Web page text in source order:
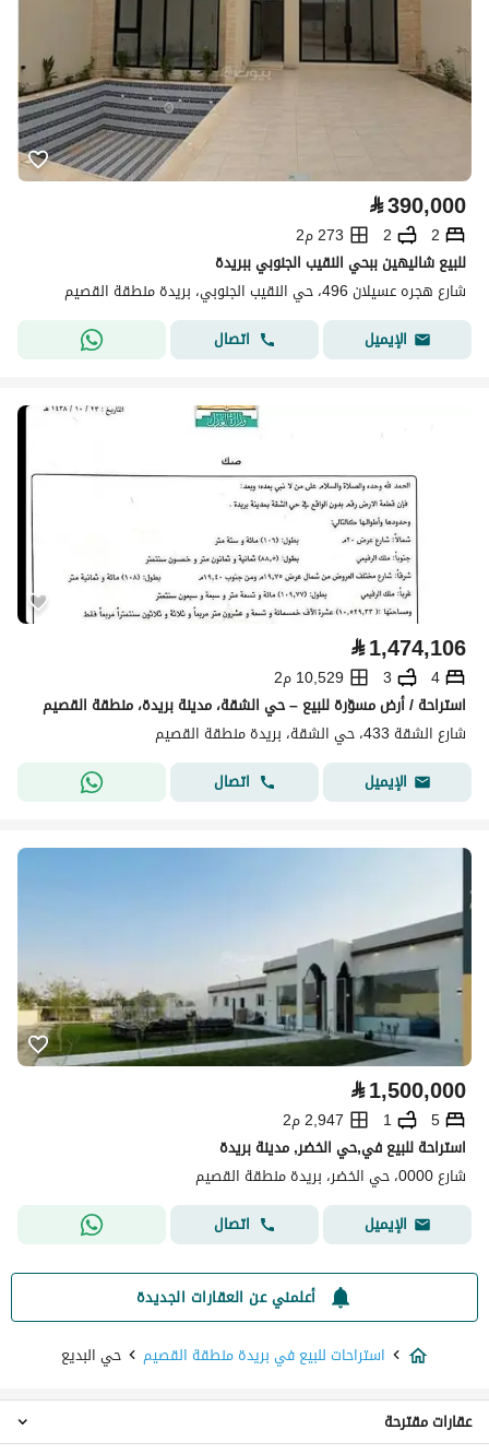
⃁390,000
2
2
273 م2
للبيع شاليهين ببحي النقيب الجنوبي ببريدة
شارع هجره عسيلان 496، حي النقيب الجنوبي، بريدة منطقة القصيم
الإيميل
اتصال
⃁1,474,106
4
3
10,529 م2
استراحة / أرض مسوّرة للبيع – حي الشقة، مدينة بريدة، منطقة القصيم
شارع الشقة 433، حي الشقة، بريدة منطقة القصيم
الإيميل
اتصال
⃁1,500,000
5
1
2,947 م2
استراحة للبيع في,حي الخضر, مدينة بريدة
شارع 0000، حي الخضر، بريدة منطقة القصيم
الإيميل
اتصال
أعلمني عن العقارات الجديدة
استراحات للبيع في بريدة منطقة القصيم
حي البديع
عقارات مقترحة